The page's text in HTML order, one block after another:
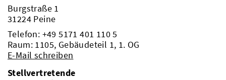
Burgstraße 1
31224 Peine
Telefon: +49 5171 401 110 5
Raum: 1105, Gebäudeteil 1, 1. OG
E-Mail schreiben
Stellvertretende